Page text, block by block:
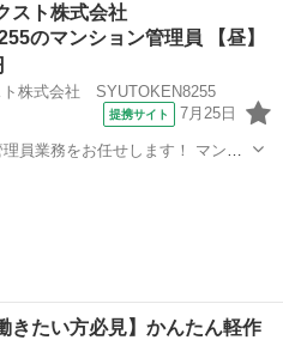
も充実の正社員として長期・安
スト株式会社
のマンション管理員 【昼】
ト株式会社 SYUTOKEN8255
提携サイト 7月25日
員業務をお任せします！ マンシ
きたい方必見】かんたん軽作